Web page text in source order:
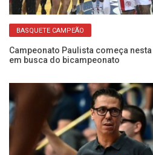
BASQUETE CAMPEÃO
Campeonato Paulista começa
em busca do bicampeonato